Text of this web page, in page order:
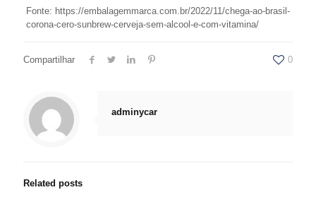
Fonte: https://embalagemmarca.com.br/2022/11/chega-ao-brasil-
corona-cero-sunbrew-cerveja-sem-alcool-e-com-vitamina/
Compartilhar 0
adminycar
Related posts